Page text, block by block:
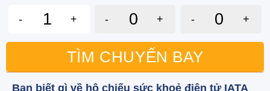
- + - + - +
TÌM CHUYẾN BAY
Bạn biết gì về hộ chiếu sức khoẻ điện tử IATA